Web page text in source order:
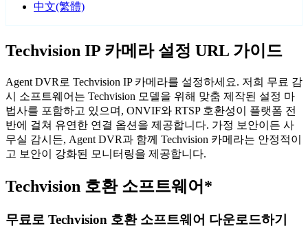
中文(繁體)
Techvision IP 카메라 설정 URL 가이드
Agent DVR로 Techvision IP 카메라를 설정하세요. 저희 무료 감
시 소프트웨어는 Techvision 모델을 위해 맞춤 제작된 설정 마
법사를 포함하고 있으며, ONVIF와 RTSP 호환성이 플랫폼 전
반에 걸쳐 유연한 연결 옵션을 제공합니다. 가정 보안이든 사
무실 감시든, Agent DVR과 함께 Techvision 카메라는 안정적이
고 보안이 강화된 모니터링을 제공합니다.
Techvision 호환 소프트웨어*
무료로 Techvision 호환 소프트웨어 다운로드하기